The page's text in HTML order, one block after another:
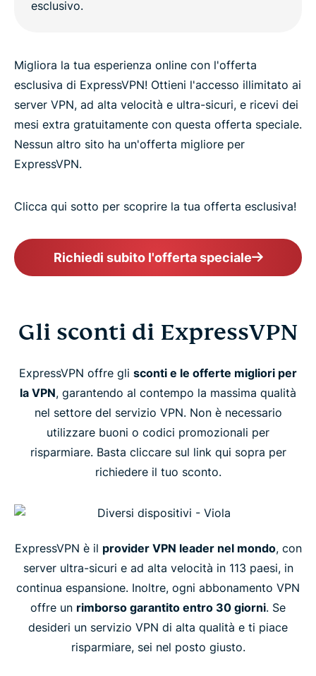
Migliora la tua esperienza online con l'offerta
esclusiva di ExpressVPN! Ottieni l'accesso illimitato ai
server VPN, ad alta velocità e ultra-sicuri, e ricevi dei
mesi extra gratuitamente con questa offerta speciale.
Nessun altro sito ha un'offerta migliore per
ExpressVPN.
Clicca qui sotto per scoprire la tua offerta esclusiva!
Richiedi subito l'offerta speciale
Gli sconti di ExpressVPN
ExpressVPN offre gli sconti e le offerte migliori per
la VPN, garantendo al contempo la massima qualità
nel settore del servizio VPN. Non è necessario
utilizzare buoni o codici promozionali per
risparmiare. Basta cliccare sul link qui sopra per
richiedere il tuo sconto.
ExpressVPN è il provider VPN leader nel mondo, con
server ultra-sicuri e ad alta velocità in 113 paesi, in
continua espansione. Inoltre, ogni abbonamento VPN
offre un rimborso garantito entro 30 giorni. Se
desideri un servizio VPN di alta qualità e ti piace
risparmiare, sei nel posto giusto.